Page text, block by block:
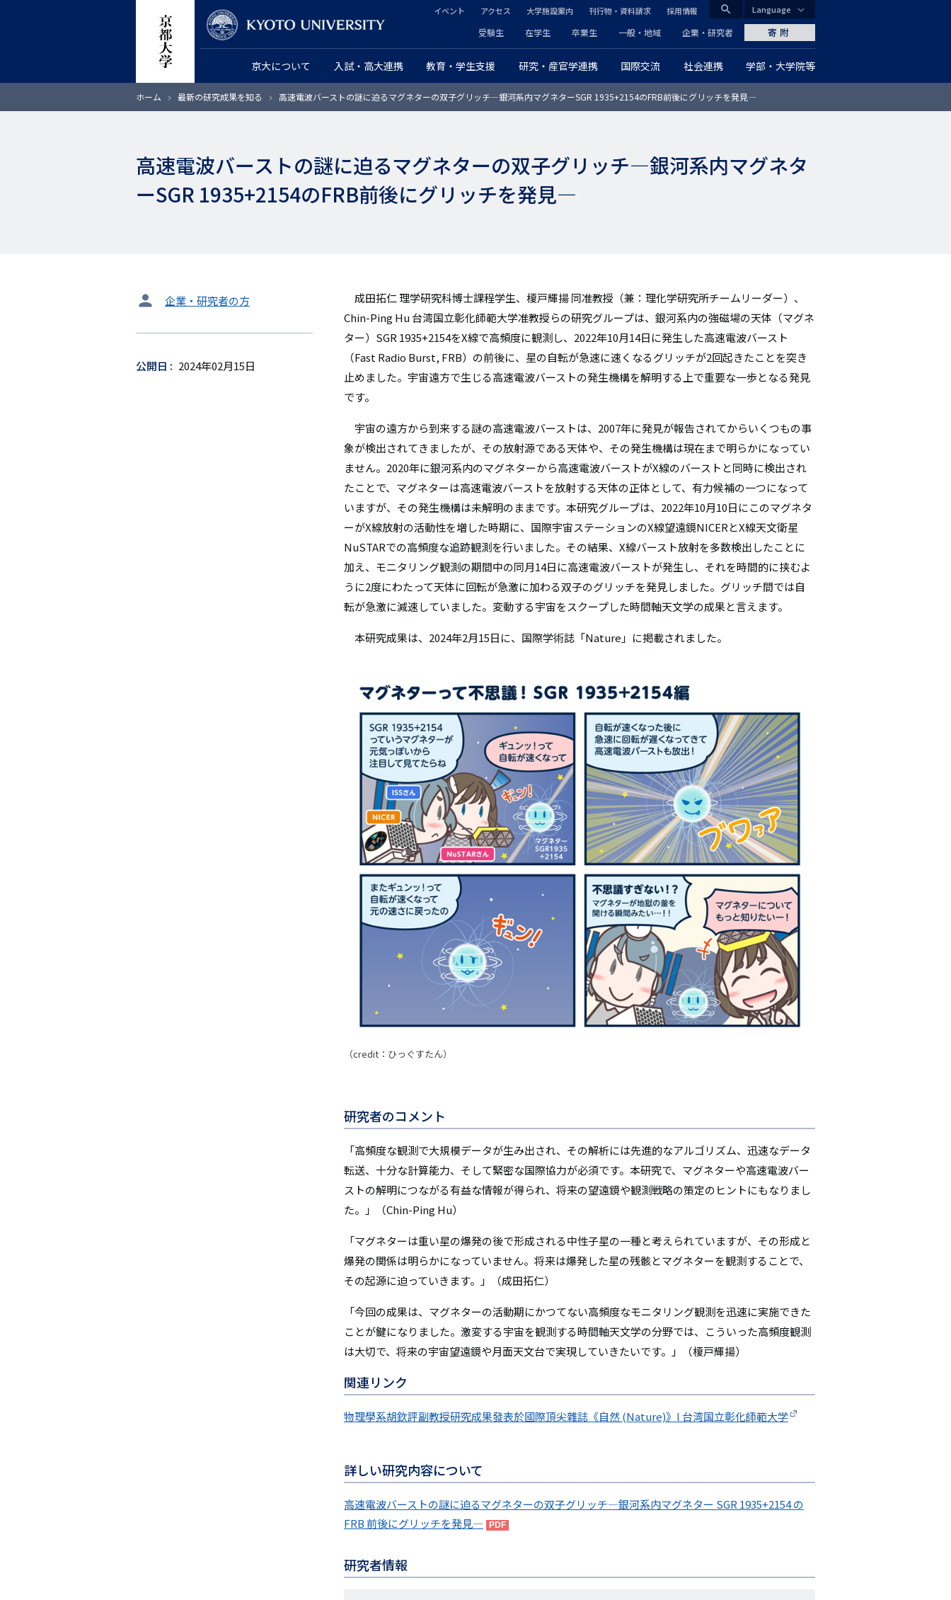
ン
CLOSE
search
グ
ロ
京大について 入試・高大連携 教育・学生支援 研究・産官学連携 国際交流 社会連携 学部・大学院等
ヘ
ッ
ダ
プ
ラ
ー
リ
ン
受験生 在学生 卒業生 一般・地域 企業・研究者
ッ
ダ
ー
カ
ン
ー
リ
ン
ク
イベント アクセス 大学施設案内 刊行物・資料請求 採用情報
寄附
Language
ホーム 最新の研究成果を知る 高速電波バーストの謎に迫るマグネターの双子グリッチ―銀河系内マグネターSGR 1935+2154のFRB前後にグリッチを発見―
高速電波バーストの謎に迫るマグネターの双子グリッチ―銀河系内マグネタ
ーSGR 1935+2154のFRB前後にグリッチを発見―
タ
ッ
企業・研究者の方
公開日 2024年02月15日
成田拓仁 理学研究科博士課程学生、榎戸輝揚 同准教授（兼：理化学研究所チームリーダー）、
Chin-Ping Hu 台湾国立彰化師範大学准教授らの研究グループは、銀河系内の強磁場の天体（マグネ
ター）SGR 1935+2154をX線で高頻度に観測し、2022年10月14日に発生した高速電波バースト
（Fast Radio Burst, FRB）の前後に、星の自転が急速に速くなるグリッチが2回起きたことを突き
止めました。宇宙遠方で生じる高速電波バーストの発生機構を解明する上で重要な一歩となる発見
です。
宇宙の遠方から到来する謎の高速電波バーストは、2007年に発見が報告されてからいくつもの事
象が検出されてきましたが、その放射源である天体や、その発生機構は現在まで明らかになってい
ません。2020年に銀河系内のマグネターから高速電波バーストがX線のバーストと同時に検出され
たことで、マグネターは高速電波バーストを放射する天体の正体として、有力候補の一つになって
いますが、その発生機構は未解明のままです。本研究グループは、2022年10月10日にこのマグネタ
ーがX線放射の活動性を増した時期に、国際宇宙ステーションのX線望遠鏡NICERとX線天文衛星
NuSTARでの高頻度な追跡観測を行いました。その結果、X線バースト放射を多数検出したことに
加え、モニタリング観測の期間中の同月14日に高速電波バーストが発生し、それを時間的に挟むよ
うに2度にわたって天体に回転が急激に加わる双子のグリッチを発見しました。グリッチ間では自
転が急激に減速していました。変動する宇宙をスクープした時間軸天文学の成果と言えます。
本研究成果は、2024年2月15日に、国際学術誌「Nature」に掲載されました。
（credit：ひっぐすたん）
研究者のコメント
「高頻度な観測で大規模データが生み出され、その解析には先進的なアルゴリズム、迅速なデータ
転送、十分な計算能力、そして緊密な国際協力が必須です。本研究で、マグネターや高速電波バー
ストの解明につながる有益な情報が得られ、将来の望遠鏡や観測戦略の策定のヒントにもなりまし
た。」（Chin-Ping Hu）
「マグネターは重い星の爆発の後で形成される中性子星の一種と考えられていますが、その形成と
爆発の関係は明らかになっていません。将来は爆発した星の残骸とマグネターを観測することで、
その起源に迫っていきます。」（成田拓仁）
「今回の成果は、マグネターの活動期にかつてない高頻度なモニタリング観測を迅速に実施できた
ことが鍵になりました。激変する宇宙を観測する時間軸天文学の分野では、こういった高頻度観測
は大切で、将来の宇宙望遠鏡や月面天文台で実現していきたいです。」（榎戸輝揚）
関連リンク
物理學系胡欽評副教授研究成果發表於國際頂尖雜誌《自然 (Nature)》l 台湾国立彰化師範大学
詳しい研究内容について
高速電波バーストの謎に迫るマグネターの双子グリッチ―銀河系内マグネター SGR 1935+2154 の
FRB 前後にグリッチを発見―
研究者情報